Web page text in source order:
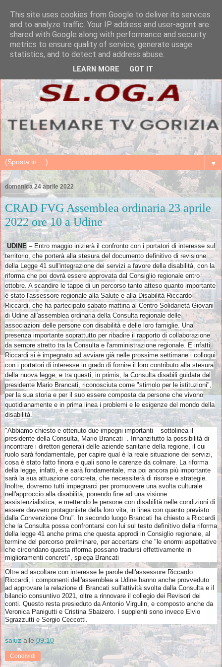
▼
domenica 24 aprile 2022
CRAD FVG Assemblea ordinaria 23 aprile
2022 ore 10 a Udine
UDINE – Entro maggio inizierà il confronto con i portatori di interesse sul
territorio, che porterà alla stesura del documento definitivo di revisione
della Legge 41 sull'integrazione dei servizi a favore della disabilità, con la
riforma che poi dovrà essere approvata dal Consiglio regionale entro
ottobre. A scandire le tappe di un percorso tanto atteso quanto importante
è stato l'assessore regionale alla Salute e alla Disabilità Riccardo
Riccardi, che ha partecipato sabato mattina al Centro Solidarietà Giovani
di Udine all'assemblea ordinaria della Consulta regionale delle
associazioni delle persone con disabilità e delle loro famiglie. Una
presenza importante soprattutto per ribadire il rapporto di collaborazione
da sempre stretto tra la Consulta e l'amministrazione regionale. E infatti
Riccardi si è impegnato ad avviare già nelle prossime settimane i colloqui
con i portatori di interesse in grado di fornire il loro contributo alla stesura
della nuova legge, e tra questi, in primis, la Consulta disabili guidata dal
presidente Mario Brancati, riconosciuta come "stimolo per le istituzioni",
per la sua storia e per il suo essere composta da persone che vivono
quotidianamente e in prima linea i problemi e le esigenze del mondo della
disabilità.
"Abbiamo chiesto e ottenuto due impegni importanti – sottolinea il
presidente della Consulta, Mario Brancati -. Innanzitutto la possibilità di
incontrare i direttori generali delle aziende sanitarie della regione, il cui
ruolo sarà fondamentale, per capire qual è la reale situazione dei servizi,
cosa è stato fatto finora e quali sono le carenze da colmare. La riforma
della legge, infatti, è e sarà fondamentale, ma poi ancora più importante
sarà la sua attuazione concreta, che necessiterà di risorse e strategie.
Inoltre, dovremo tutti impegnarci per promuovere una svolta culturale
nell'approccio alla disabilità, ponendo fine ad una visione
assistenzialistica, e mettendo le persone con disabilità nelle condizioni di
essere davvero protagoniste della loro vita, in linea con quanto previsto
dalla Convenzione Onu". In secondo luogo Brancati ha chiesto a Riccardi
che la Consulta possa confrontarsi con lui sul testo definitivo della riforma
della legge 41 anche prima che questa approdi in Consiglio regionale, al
termine del percorso preliminare, per accertarsi che "le enormi aspettative
che circondano questa riforma possano tradursi effettivamente in
miglioramenti concreti", spiega Brancati
Oltre ad ascoltare con interesse le parole dell'assessore Riccardo
Riccardi, i componenti dell'assemblea a Udine hanno anche provveduto
ad approvare la relazione di Brancati sull'attività svolta dalla Consulta e il
bilancio consuntivo 2021, oltre a rinnovare il collegio dei Revisori dei
conti. Questo resta presieduto da Antonio Virgulin, e composto anche da
Veronica Panigutti e Cristina Sbaizero. I supplenti sono invece Elvio
Sgrazzutti e Sergio Ceccotti.
saiuz alle 09:10
Condividi
This site uses cookies from Google to deliver its services
and to analyze traffic. Your IP address and user-agent are
shared with Google along with performance and security
metrics to ensure quality of service, generate usage
statistics, and to detect and address abuse.
LEARN MORE GOT IT